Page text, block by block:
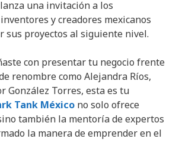
una invitación a los
y creadores mexicanos
sus proyectos al siguiente nivel.
con presentar tu negocio frente
renombre como Alejandra Ríos,
González Torres, esta es tu
Tank México no solo ofrece
también la mentoría de expertos
la manera de emprender en el